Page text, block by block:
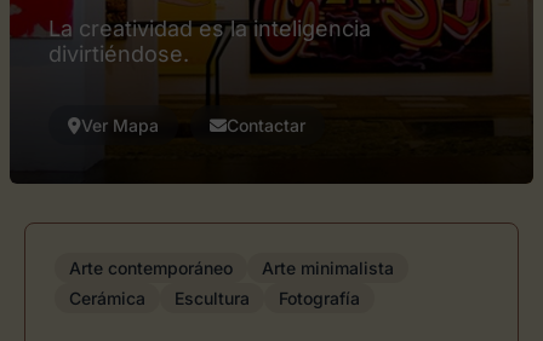
La creatividad es la inteligencia
divirtiéndose.
Ver Mapa Contactar
Arte contemporáneo
Arte minimalista
Cerámica
Escultura Fotografía